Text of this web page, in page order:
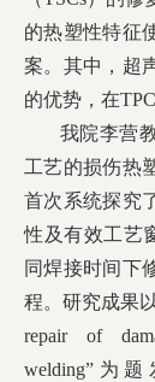
的热塑性特征
案。其中，超
的优势，在
我院李营
工艺的损伤热
首次系统探究
性及有效工艺
同焊接时间下
程。研究成果以
repair of
welding”为